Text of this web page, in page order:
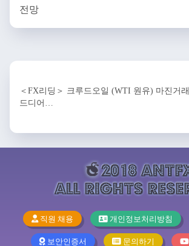
＜FX리딩＞ 크루드오일 (WTI 원유) 마진거래,
드디어…
직원 채용 개인정보처리방침
보안인증서 문의하기